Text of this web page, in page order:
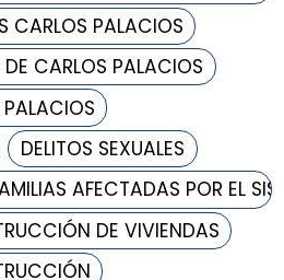
CARLOS PALACIOS
DE CARLOS PALACIOS
DELITOS SEXUALES
AFECTADAS POR EL
DE VIVIENDAS